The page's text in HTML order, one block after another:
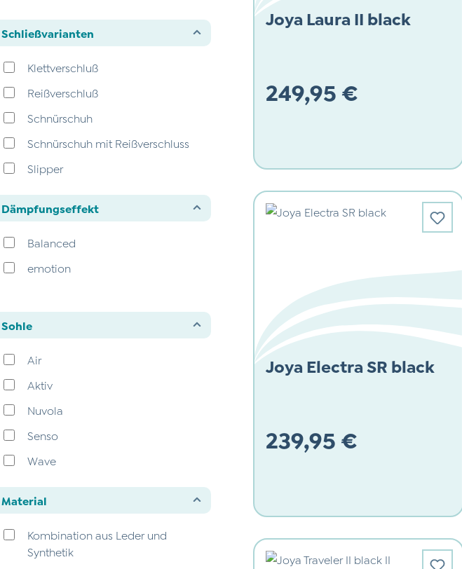
48
allround
klassisch
Schließvarianten
Klettverschluß
Reißverschluß
Schnürschuh
Schnürschuh mit Reißverschluss
Slipper
ohne Schließung
Dämpfungseffekt
Balanced
emotion
Sohle
Air
Aktiv
Nuvola
Senso
Wave
Material
Kombination aus Leder und
Synthetik
Joya Laura II black
249,95 €
Joya Electra SR black
239,95 €